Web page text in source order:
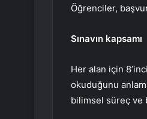
Öğrenciler,
Sınavın kapsamı
Her alan için
okuduğunu
bilimsel süreç ve